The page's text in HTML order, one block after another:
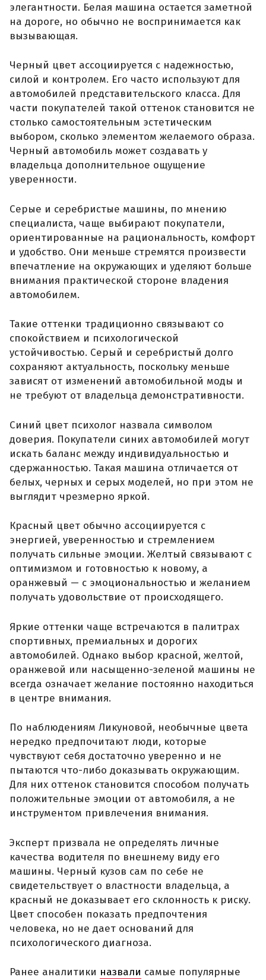
элегантности. Белая машина остается заметной
на дороге, но обычно не воспринимается как
вызывающая.
Черный цвет ассоциируется с надежностью,
силой и контролем. Его часто используют для
автомобилей представительского класса. Для
части покупателей такой оттенок становится не
столько самостоятельным эстетическим
выбором, сколько элементом желаемого образа.
Черный автомобиль может создавать у
владельца дополнительное ощущение
уверенности.
Серые и серебристые машины, по мнению
специалиста, чаще выбирают покупатели,
ориентированные на рациональность, комфорт
и удобство. Они меньше стремятся произвести
впечатление на окружающих и уделяют больше
внимания практической стороне владения
автомобилем.
Такие оттенки традиционно связывают со
спокойствием и психологической
устойчивостью. Серый и серебристый долго
сохраняют актуальность, поскольку меньше
зависят от изменений автомобильной моды и
не требуют от владельца демонстративности.
Синий цвет психолог назвала символом
доверия. Покупатели синих автомобилей могут
искать баланс между индивидуальностью и
сдержанностью. Такая машина отличается от
белых, черных и серых моделей, но при этом не
выглядит чрезмерно яркой.
Красный цвет обычно ассоциируется с
энергией, уверенностью и стремлением
получать сильные эмоции. Желтый связывают с
оптимизмом и готовностью к новому, а
оранжевый — с эмоциональностью и желанием
получать удовольствие от происходящего.
Яркие оттенки чаще встречаются в палитрах
спортивных, премиальных и дорогих
автомобилей. Однако выбор красной, желтой,
оранжевой или насыщенно-зеленой машины не
всегда означает желание постоянно находиться
в центре внимания.
По наблюдениям Ликуновой, необычные цвета
нередко предпочитают люди, которые
чувствуют себя достаточно уверенно и не
пытаются что-либо доказывать окружающим.
Для них оттенок становится способом получать
положительные эмоции от автомобиля, а не
инструментом привлечения внимания.
Эксперт призвала не определять личные
качества водителя по внешнему виду его
машины. Черный кузов сам по себе не
свидетельствует о властности владельца, а
красный не доказывает его склонность к риску.
Цвет способен показать предпочтения
человека, но не дает оснований для
психологического диагноза.
Ранее аналитики назвали самые популярные